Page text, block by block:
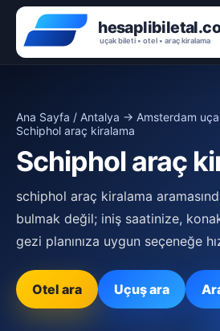
Ana Sayfa / Antalya → Amsterdam
Schiphol araç kiralama
Schiphol araç
schiphol araç kiralama
bulmak değil; iniş saatinize,
gezi planınıza uygun seçeneğe
Otel ara Uçuş ara